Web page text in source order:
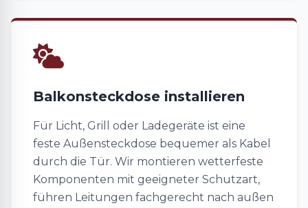
Balkonsteckdose installieren
Für Licht, Grill oder Ladegeräte ist eine
feste Außensteckdose bequemer als Kabel
durch die Tür. Wir montieren wetterfeste
Komponenten mit geeigneter Schutzart,
führen Leitungen fachgerecht nach außen